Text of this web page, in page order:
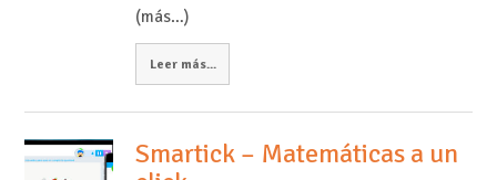
(más…)
Leer más...
Smartick – Matemáticas a un